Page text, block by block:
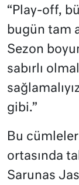
“Play-off,
bugün tam
Sezon
sabırlı
gibi.”
Bu
ortasında
Sarunas